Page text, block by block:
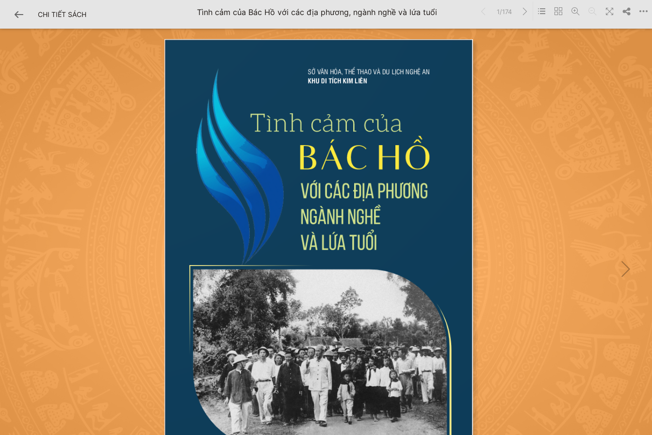
CHI TIẾT SÁCH Tình cảm của Bác Hồ với các địa phương, ngành nghề và lứa tuổi 1/174